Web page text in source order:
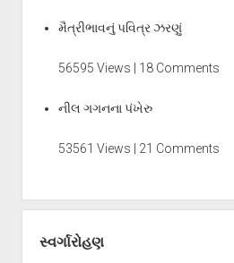
મૈત્રીભાવનું પવિત્ર ઝરણું
56595 Views | 18 Comments
નીલ ગગનના પંખેરુ
53561 Views | 21 Comments
સ્વર્ગારોહણ